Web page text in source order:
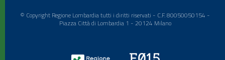
© Copyright Regione Lombardia tutti i diritti riservati - C.F. 80050050154 -
Piazza Città di Lombardia 1 - 20124 Milano